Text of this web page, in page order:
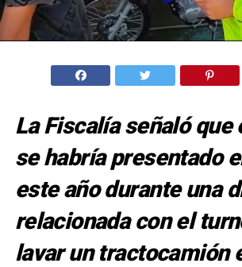
La Fiscalía señaló que
se habría presentado
este año durante una
relacionada con el
lavar un tractocamión